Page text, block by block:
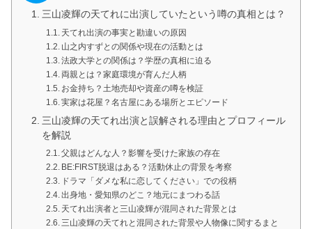
三山凌輝の天てれに出演していたという噂の真相とは？
天てれ出演の事実と勘違いの原因
山之内すずとの関係や現在の活動とは
法政大学との関係は？学歴の真相に迫る
両親とは？家庭環境が育んだ人柄
お金持ち？土地売却や資産の噂を検証
実家は花屋？名古屋にある場所とエピソード
三山凌輝の天てれ出演と誤解される理由とプロフィール
を解説
父親はどんな人？影響を受けた家族の存在
BE:FIRST脱退はある？活動休止の背景を考察
ドラマ「ダメな私に恋してください」での役柄
出身地・愛知県のどこ？地元にまつわる話
天てれ出演者と三山凌輝が混同された背景とは
三山凌輝の天てれと混同された背景や人物像に関するまと